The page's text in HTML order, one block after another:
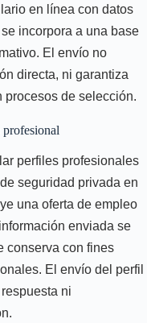
en línea con datos
incorpora a una base
El envío no
directa, ni garantiza
procesos de selección.
perfiles profesionales
seguridad privada en
una oferta de empleo
enviada se
conserva con fines
El envío del perfil
ni